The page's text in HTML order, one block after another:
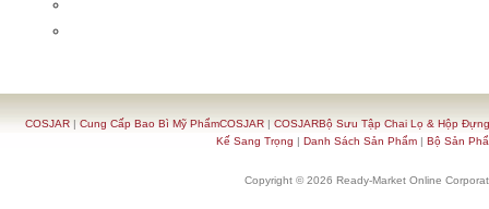
COSJAR| Cung Cấp Bao Bì Mỹ PhẩmCOSJAR| COSJARBộ Sưu Tập Chai Lọ & Hộp
Kế Sang Trọng | Danh Sách Sản Phẩm| Bộ Sản
Copyright © 2026 Ready-Market Online